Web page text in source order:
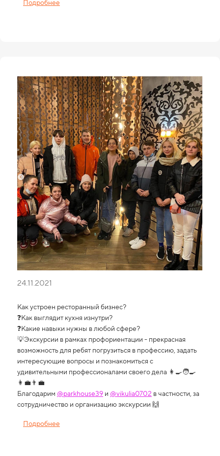
Подробнее
24.11.2021
Как устроен ресторанный бизнес?
❓Как выглядит кухня изнутри?
❓Какие навыки нужны в любой сфере?
💡Экскурсии в рамках профориентации - прекрасная
возможность для ребят погрузиться в профессию, задать
интересующие вопросы и познакомиться с
удивительными профессионалами своего дела 👩‍🍳🧑‍🍳
👩‍💼👨‍💼
Благодарим @parkhouse39 и @vikulia0702 в частности, за
сотрудничество и организацию экскурсии 🙌
Подробнее